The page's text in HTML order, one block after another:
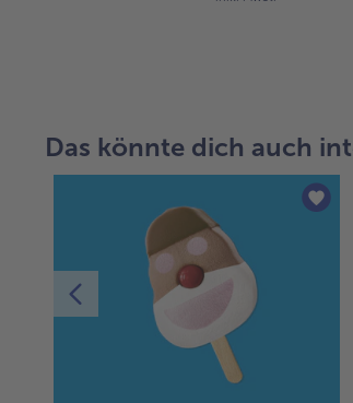
Das könnte dich auch